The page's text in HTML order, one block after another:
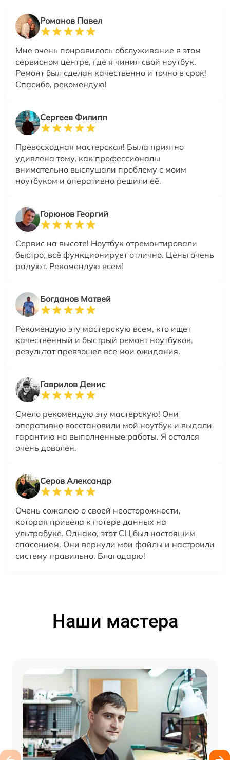
Романов Павел
Мне очень понравилось обслуживание в этом
сервисном центре, где я чинил свой ноутбук.
Ремонт был сделан качественно и точно в срок!
Спасибо, рекомендую!
Сергеев Филипп
Превосходная мастерская! Была приятно
удивлена тому, как профессионалы
внимательно выслушали проблему с моим
ноутбуком и оперативно решили её.
Горюнов Георгий
Сервис на высоте! Ноутбук отремонтировали
быстро, всё функционирует отлично. Цены очень
радуют. Рекомендую всем!
Богданов Матвей
Рекомендую эту мастерскую всем, кто ищет
качественный и быстрый ремонт ноутбуков,
результат превзошел все мои ожидания.
Гаврилов Денис
Смело рекомендую эту мастерскую! Они
оперативно восстановили мой ноутбук и выдали
гарантию на выполненные работы. Я остался
очень доволен.
Серов Александр
Очень сожалею о своей неосторожности,
которая привела к потере данных на
ультрабуке. Однако, этот СЦ был настоящим
спасением. Они вернули мои файлы и настроили
систему правильно. Благодарю!
Наши мастера